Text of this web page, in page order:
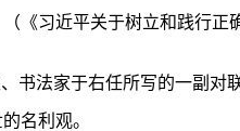
习近平关于树立和践行正
书法家于右任所写的一副对
名利观。